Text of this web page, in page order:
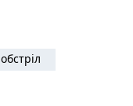
обстріл